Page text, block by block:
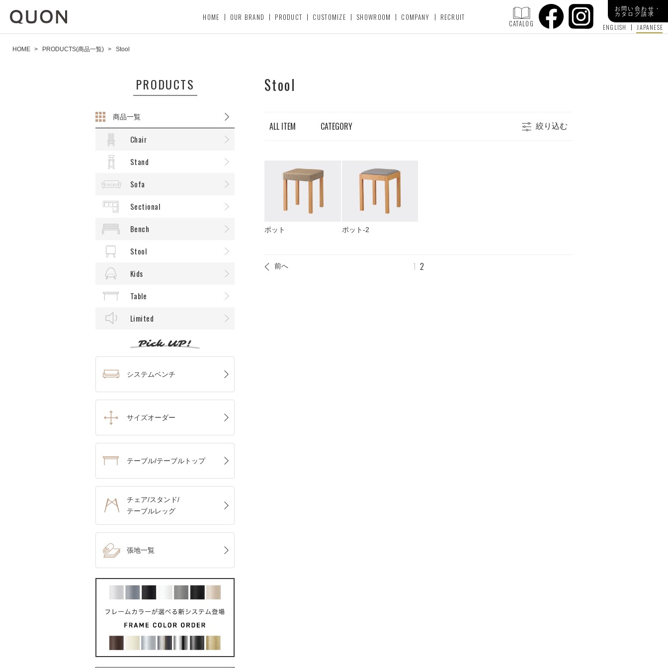
CATALOG
HOME OUR BRAND PRODUCT CUSTOMIZE SHOWROOM COMPANY RECRUIT
ENGLISH JAPANESE
お問い合わせ・
カタログ請求
HOME > PRODUCTS(商品一覧) > Stool
Stool
ALL ITEM CATEGORY 絞り込む
ポット ポット-2
前へ 1 2
PRODUCTS
商品一覧
Chair
Stand
Sofa
Sectional
Bench
Stool
Kids
Table
Limited
システムベンチ
サイズオーダー
テーブル/テーブルトップ
チェア/スタンド/
テーブルレッグ
張地一覧